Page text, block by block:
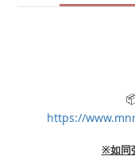
https://
※如同